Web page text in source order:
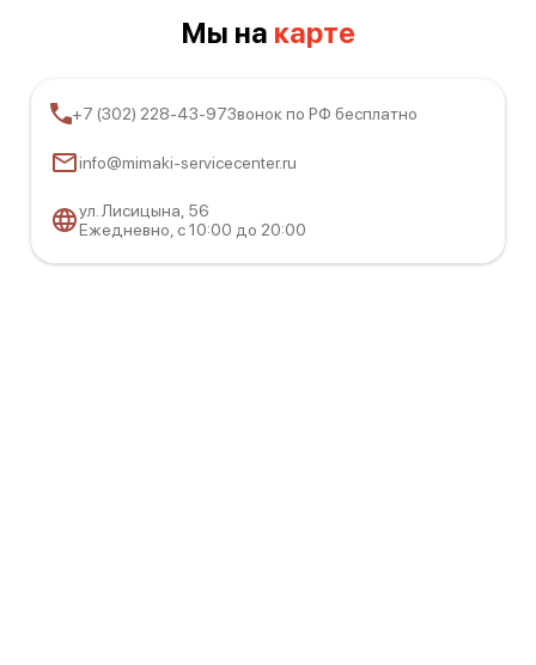
Mimaki CG-130 FX II Plus
Мы на карте
+7 (302) 228-43-97Звонок по РФ бесплатно
info@mimaki-servicecenter.ru
ул. Лисицына, 56​
Ежедневно, с 10:00 до 20:00